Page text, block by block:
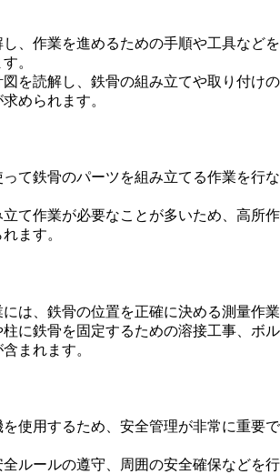
、作業を進めるための手順や工具などを
。
を読解し、鉄骨の組み立てや取り付けの
められます。
て鉄骨のパーツを組み立てる作業を行な
て作業が必要なことが多いため、高所作
ます。
は、鉄骨の位置を正確に決める測量作業
に鉄骨を固定するための溶接工事、ボル
まれます。
使用するため、安全管理が非常に重要で
ルールの遵守、周囲の安全確保などを行